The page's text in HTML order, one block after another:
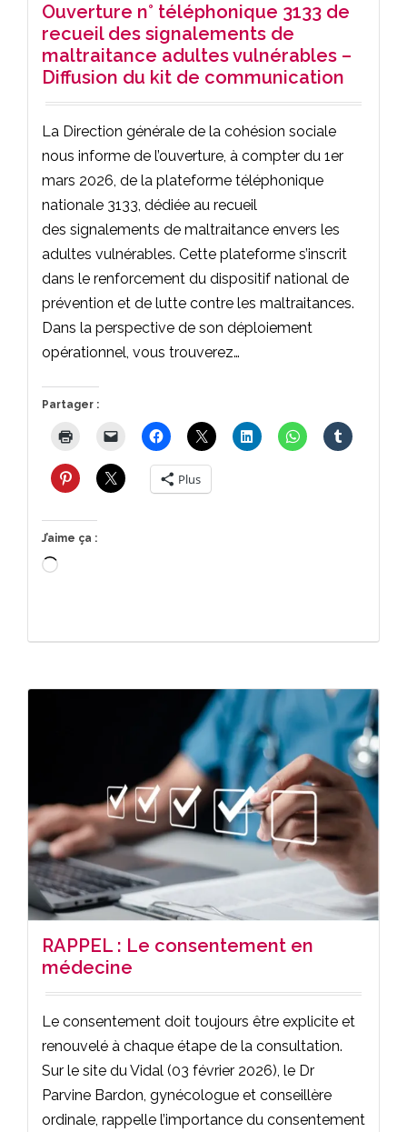
Ouverture n° téléphonique 3133 de
recueil des signalements de
maltraitance adultes vulnérables –
Diffusion du kit de communication
La Direction générale de la cohésion sociale
nous informe de l’ouverture, à compter du 1er
mars 2026, de la plateforme téléphonique
nationale 3133, dédiée au recueil
des signalements de maltraitance envers les
adultes vulnérables. Cette plateforme s’inscrit
dans le renforcement du dispositif national de
prévention et de lutte contre les maltraitances.
Dans la perspective de son déploiement
opérationnel, vous trouverez…
Partager :
Plus
J’aime ça :
Chargement…
RAPPEL : Le consentement en
médecine
Le consentement doit toujours être explicite et
renouvelé à chaque étape de la consultation.
Sur le site du Vidal (03 février 2026), le Dr
Parvine Bardon, gynécologue et conseillère
ordinale, rappelle l’importance du consentement